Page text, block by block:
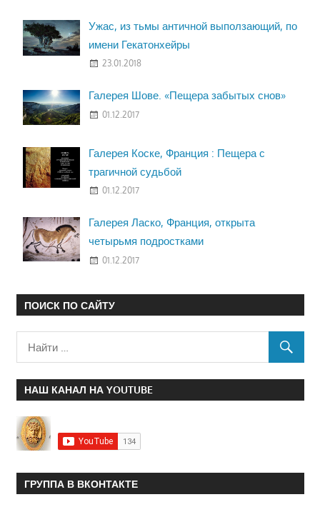
Ужас, из тьмы античной выползающий, по
имени Гекатонхейры
23.01.2018
Галерея Шове. «Пещера забытых снов»
01.12.2017
Галерея Коске, Франция : Пещера с
трагичной судьбой
01.12.2017
Галерея Ласко, Франция, открыта
четырьмя подростками
01.12.2017
ПОИСК ПО САЙТУ
НАШ КАНАЛ НА YOUTUBE
ГРУППА В ВКОНТАКТЕ